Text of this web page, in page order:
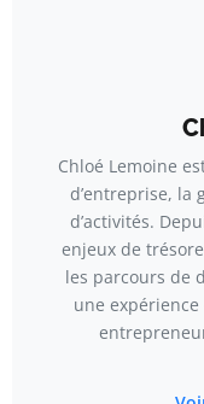
Chloé Lemoine
d’entreprise, la
d’activités.
enjeux de
les parcours de
une